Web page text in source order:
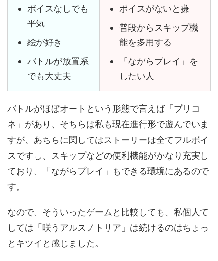
ボイスなしでも
平気
絵が好き
バトルが放置系
でも大丈夫
ボイスがないと嫌
普段からスキップ機
能を多用する
「ながらプレイ」を
したい人
バトルがほぼオートという形態で言えば「プリコ
ネ」があり、そちらは私も現在進行形で遊んでいま
すが、あちらに関してはストーリーは全てフルボイ
スですし、スキップなどの便利機能がかなり充実し
ており、「ながらプレイ」もできる環境にあるので
す。
なので、そういったゲームと比較しても、私個人て
しては「咲うアルスノトリア」は続けるのはちょっ
とキツイと感じました。